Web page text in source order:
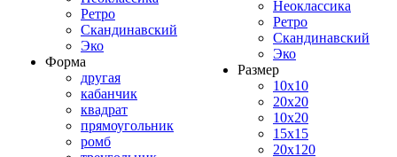
Ретро
Скандинавский
Эко
Форма
другая
кабанчик
квадрат
прямоугольник
ромб
Неоклассика
Ретро
Скандинавский
Эко
Размер
10x10
20x20
10x20
15x15
20x120